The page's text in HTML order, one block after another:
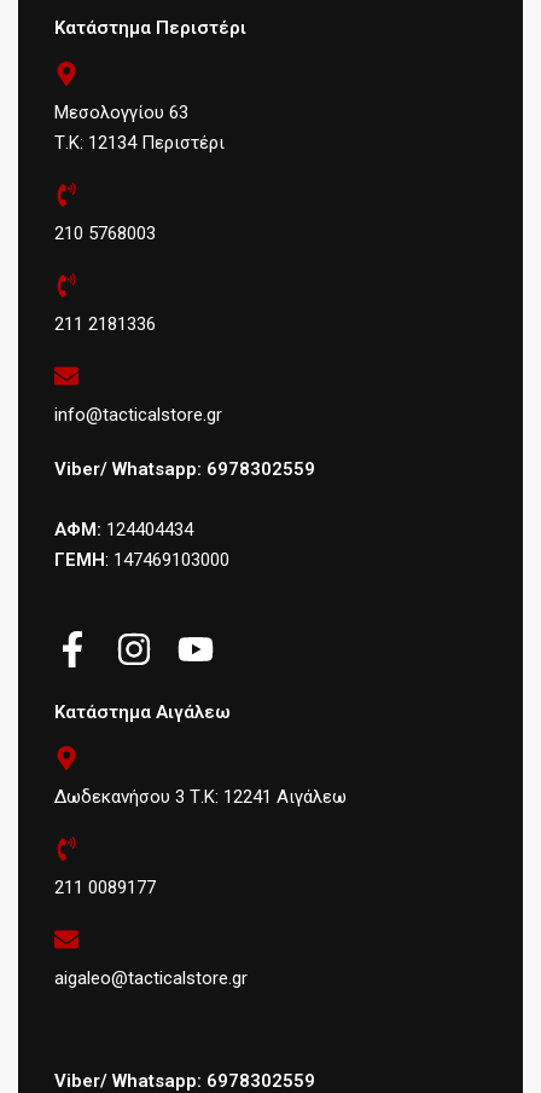
Κατάστημα Περιστέρι
Μεσολογγίου 63
Τ.Κ: 12134 Περιστέρι
210 5768003
211 2181336
info@tacticalstore.gr
Viber/ Whatsapp: 6978302559
ΑΦΜ: 124404434
ΓΕΜΗ: 147469103000
Κατάστημα Αιγάλεω
Δωδεκανήσου 3 Τ.Κ: 12241 Αιγάλεω
211 0089177
aigaleo@tacticalstore.gr
Viber/ Whatsapp: 6978302559